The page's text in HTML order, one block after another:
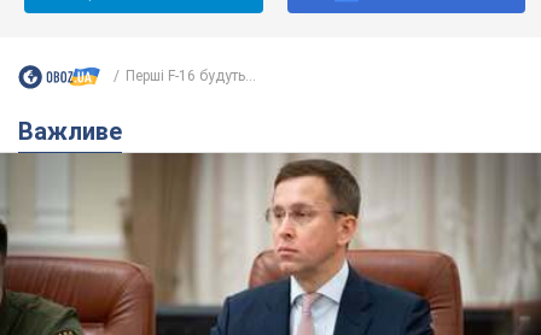
Перші F-16 будуть...
Важливе